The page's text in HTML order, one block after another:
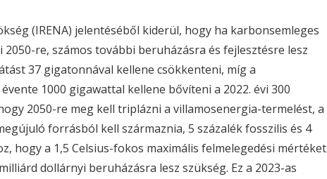
(IRENA) jelentéséből kiderül, hogy ha karbonsemleges
re, számos további beruházásra és fejlesztésre lesz
37 gigatonnával kellene csökkenteni, míg a
1000 gigawattal kellene bővíteni a 2022. évi 300
2050-re meg kell triplázni a villamosenergia-termelést, a
forrásból kell származnia, 5 százalék fosszilis és 4
hogy a 1,5 Celsius-fokos maximális felmelegedési mértéket
dollárnyi beruházásra lesz szükség. Ez a 2023-as